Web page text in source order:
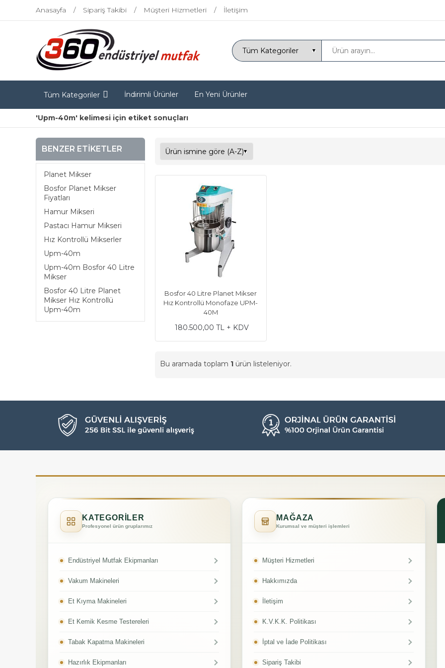
Anasayfa Sipariş Takibi Müşteri Hizmetleri İletişim
Tüm Kategoriler İndirimli Ürünler En Yeni Ürünler
'Upm-40m' kelimesi için etiket sonuçları
BENZER ETIKETLER
Planet Mikser
Bosfor Planet Mikser
Fiyatları
Hamur Mikseri
Pastacı Hamur Mikseri
Hız Kontrollü Mikserler
Upm-40m
Upm-40m Bosfor 40 Litre
Mikser
Bosfor 40 Litre Planet
Mikser Hız Kontrollü
Upm-40m
Bosfor 40 Litre Planet Mikser
Hız Kontrollü Monofaze UPM-
40M
180.500,00 TL + KDV
Bu aramada toplam 1 ürün listeleniyor.
KATEGORİLER
Profesyonel ürün gruplarımız
Endüstriyel Mutfak Ekipmanları
Vakum Makineleri
Et Kıyma Makineleri
Et Kemik Kesme Testereleri
Tabak Kapatma Makineleri
Hazırlık Ekipmanları
MAĞAZA
Kurumsal ve müşteri işlemleri
Müşteri Hizmetleri
Hakkımızda
İletişim
K.V.K.K. Politikası
İptal ve İade Politikası
Sipariş Takibi